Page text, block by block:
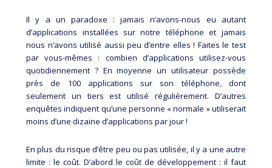
Il y a un paradoxe : jamais n’avons-nous eu autant
d’applications installées sur notre téléphone et jamais
nous n’avons utilisé aussi peu d’entre elles ! Faites le test
par vous-mêmes : combien d’applications utilisez-vous
quotidiennement ? En moyenne un utilisateur possède
près de 100 applications sur son téléphone, dont
seulement un tiers est utilisé régulièrement. D’autres
enquêtes indiquent qu’une personne « normale » utiliserait
moins d’une dizaine d’applications par jour !
En plus du risque d’être peu ou pas utilisée, il y a une autre
limite : le coût. D’abord le coût de développement : il faut